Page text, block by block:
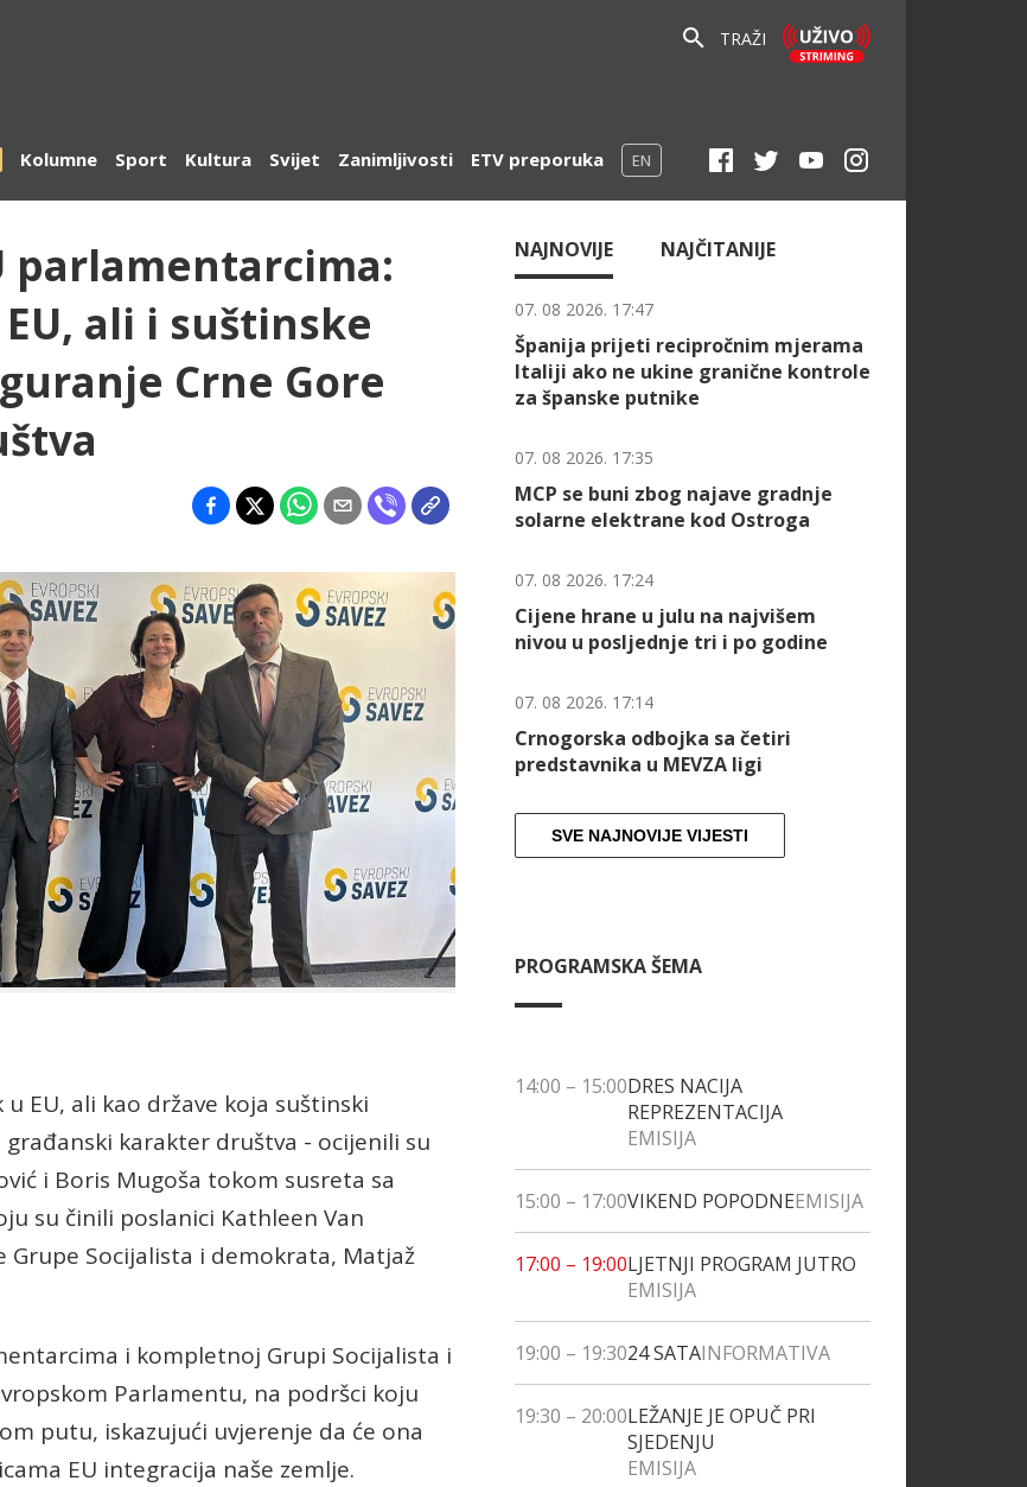
TRAŽI
Kolumne Sport Kultura Svijet Zanimljivosti ETV preporuka EN
parlamentarcima:
ali i suštinske
Crne Gore
EU, ali kao države koja suštinski
karakter društva - ocijenili su
i Boris Mugoša tokom susreta sa
su činili poslanici Kathleen Van
Socijalista i demokrata, Matjaž
i kompletnoj Grupi Socijalista i
Parlamentu, na podršci koju
putu, iskazujući uvjerenje da će ona
EU integracija naše zemlje.
NAJNOVIJE NAJČITANIJE
07. 08 2026. 17:47
Španija prijeti recipročnim mjerama
Italiji ako ne ukine granične kontrole
za španske putnike
07. 08 2026. 17:35
MCP se buni zbog najave gradnje
solarne elektrane kod Ostroga
07. 08 2026. 17:24
Cijene hrane u julu na najvišem
nivou u posljednje tri i po godine
07. 08 2026. 17:14
Crnogorska odbojka sa četiri
predstavnika u MEVZA ligi
SVE NAJNOVIJE VIJESTI
PROGRAMSKA ŠEMA
14:00 – 15:00DRES NACIJA
REPREZENTACIJA
EMISIJA
15:00 – 17:00VIKEND POPODNEEMISIJA
17:00 – 19:00LJETNJI PROGRAM JUTRO
EMISIJA
19:00 – 19:3024 SATAINFORMATIVA
19:30 – 20:00LEŽANJE JE OPUČ PRI
SJEDENJU
EMISIJA